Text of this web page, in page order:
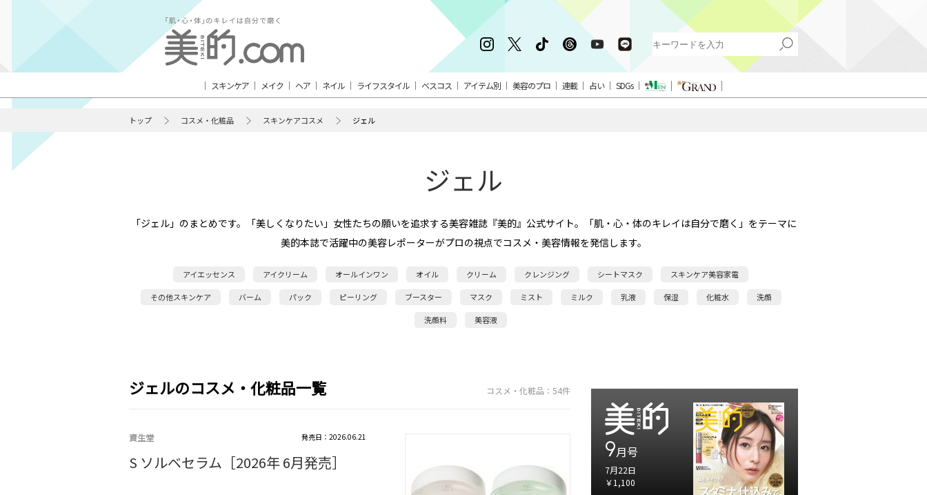
スキンケア メイク ヘア ネイル ライフスタイル ベスコス アイテム別 美容のプロ 連載 占い SDGs
トップ コスメ・化粧品 スキンケアコスメ ジェル
ジェル
「ジェル」のまとめです。「美しくなりたい」女性たちの願いを追求する美容雑誌『美的』公式サイト。「肌・心・体のキレイは自分で磨く」をテーマに
美的本誌で活躍中の美容レポーターがプロの視点でコスメ・美容情報を発信します。
アイエッセンス アイクリーム オールインワン オイル クリーム クレンジング シートマスク スキンケア美容家電
その他スキンケア バーム パック ピーリング ブースター マスク ミスト ミルク 乳液 保湿 化粧水 洗顔
洗顔料 美容液
ジェルのコスメ・化粧品一覧 コスメ・化粧品：54件
資生堂 発売日：2026.06.21
S ソルベセラム［2026年 6月発売］
9月号
7月22日
￥1,100